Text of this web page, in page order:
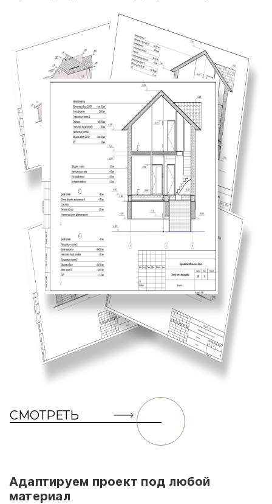
СМОТРЕТЬ
Адаптируем проект под любой
материал